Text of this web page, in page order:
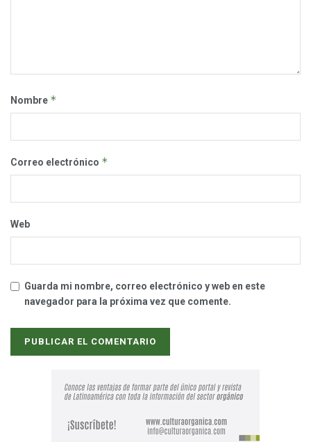
Nombre *
Correo electrónico *
Web
Guarda mi nombre, correo electrónico y web en este
navegador para la próxima vez que comente.